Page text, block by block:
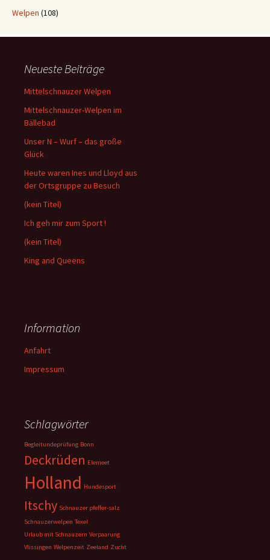
Welpen (108)
Neueste Beiträge
Mittelschnauzer Welpen
Mittelschnauzer-Welpen im
Bällebad
Unser N – Wurf – das große
Glück
Heute waren Ines und Lloyd aus
der Ortsgruppe zu Besuch
(kein Titel)
Ich geh mir zum Sport !
(kein Titel)
King and Queens
Information
Anfahrt
Impressum
Schlagwörter
Begleitundeprüfung Bonn
Deckrüden Elemeet
Holland Hundesport
Itschy Schnauzer pfeffer-salz
Schnauzerwelpen Texel
Urlaub mit Schnauzern Verpaarung
Vlissingen Welpenzeit Zeeland Zucht